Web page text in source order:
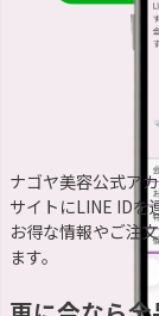
ナゴヤ美容公式ア
サイトにLINE IDを
お得な情報やご注
ます。